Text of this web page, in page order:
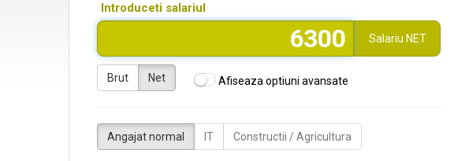
Introduceti salariul
Salariu NET
Brut Net Afiseaza optiuni avansate
Angajat normal IT Constructii / Agricultura